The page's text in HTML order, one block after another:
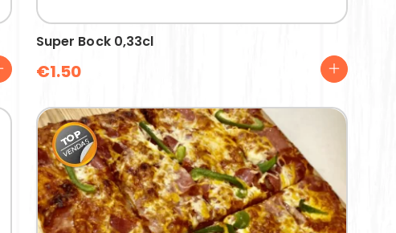
Super Bock 0,33cl
€1.50